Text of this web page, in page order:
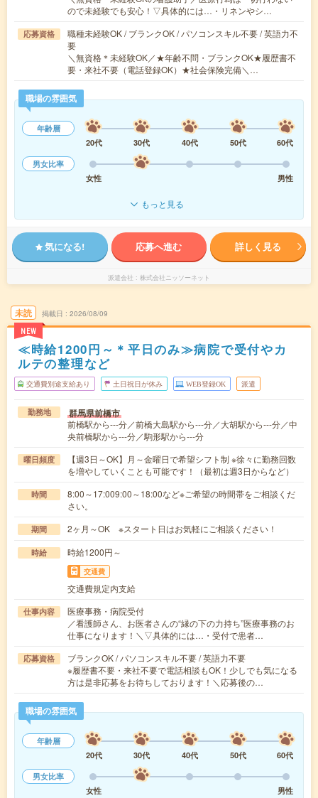
ので未経験でも安心！▽具体的には…・リネンやシ…
応募資格
職種未経験OK / ブランクOK / パソコンスキル不要 / 英語力不
要
＼無資格＊未経験OK／★年齢不問・ブランクOK★履歴書不
要・来社不要（電話登録OK）★社会保険完備＼…
職場の雰囲気
年齢層
20代
30代 40代 50代
60代
男女比率
女性
男性
もっと見る
気になる! 応募へ進む 詳しく見る
派遣会社 株式会社ニッソーネット
未読
NEW
掲載日 2026/08/09
≪時給1200円～＊平日のみ≫病院で受付やカ
ルテの整理など
交通費別途支給あり 土日祝日が休み WEB登録OK 派遣
勤務地 群馬県前橋市
前橋駅から---分／前橋大島駅から---分／大胡駅から---分／中
央前橋駅から---分／駒形駅から---分
曜日頻度
【週3日～OK】月～金曜日で希望シフト制 ※徐々に勤務回数
を増やしていくことも可能です！（最初は週3日からなど）
時間
8:00～17:009:00～18:00など※ご希望の時間帯をご相談くだ
さい。
期間 2ヶ月～OK ※スタート日はお気軽にご相談ください！
時給 時給1200円～
交通費
交通費規定内支給
仕事内容
医療事務・病院受付
／看護師さん、お医者さんの“縁の下の力持ち”医療事務のお
仕事になります！＼▽具体的には…・受付で患者…
応募資格
ブランクOK / パソコンスキル不要 / 英語力不要
※履歴書不要・来社不要で電話相談もOK！少しでも気になる
方は是非応募をお待ちしております！＼応募後の…
職場の雰囲気
年齢層
20代
30代 40代 50代
60代
男女比率
女性
男性